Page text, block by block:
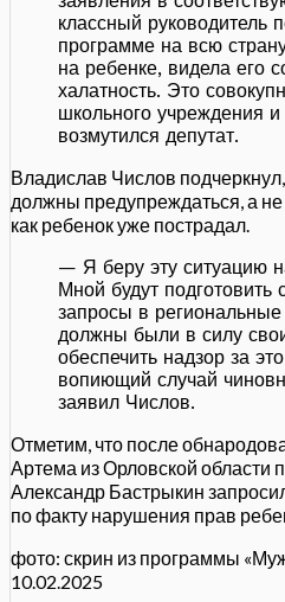
классный руководитель
программе на всю
на ребенке, видела его
халатность. Это
школьного учреждения
возмутился депутат.
Владислав Числов
должны предупреждаться, а не
как ребенок уже пострадал.
— Я беру эту ситуацию
Мной будут подготовить
запросы в
должны были в силу
обеспечить надзор за
вопиющий случай
заявил Числов.
Отметим, что после
Артема из Орловской области
Александр Бастрыкин
по факту нарушения прав
фото: скрин из программы
10.02.2025